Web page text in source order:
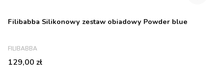
Filibabba Silikonowy zestaw obiadowy Powder blue
PRODUCENT
FILIBABBA
Cena
129,00 zł